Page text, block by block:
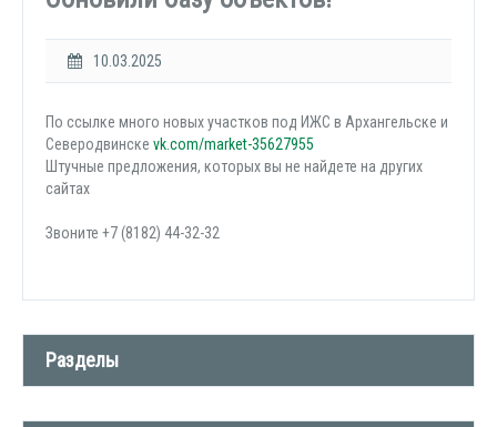
10.03.2025
По ссылке много новых участков под ИЖС в Архангельске и
Северодвинске vk.com/market-35627955
Штучные предложения, которых вы не найдете на других
сайтах
Звоните +7 (8182) 44-32-32
Разделы